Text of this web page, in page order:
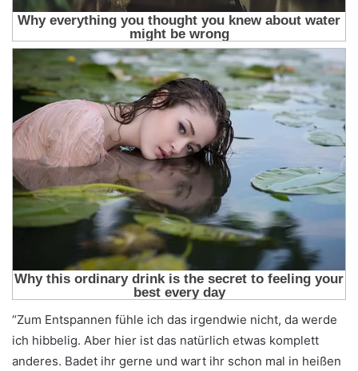
“Zum Entspannen fühle ich das irgendwie nicht, da werde
ich hibbelig. Aber hier ist das natürlich etwas komplett
anderes. Badet ihr gerne und wart ihr schon mal in heißen